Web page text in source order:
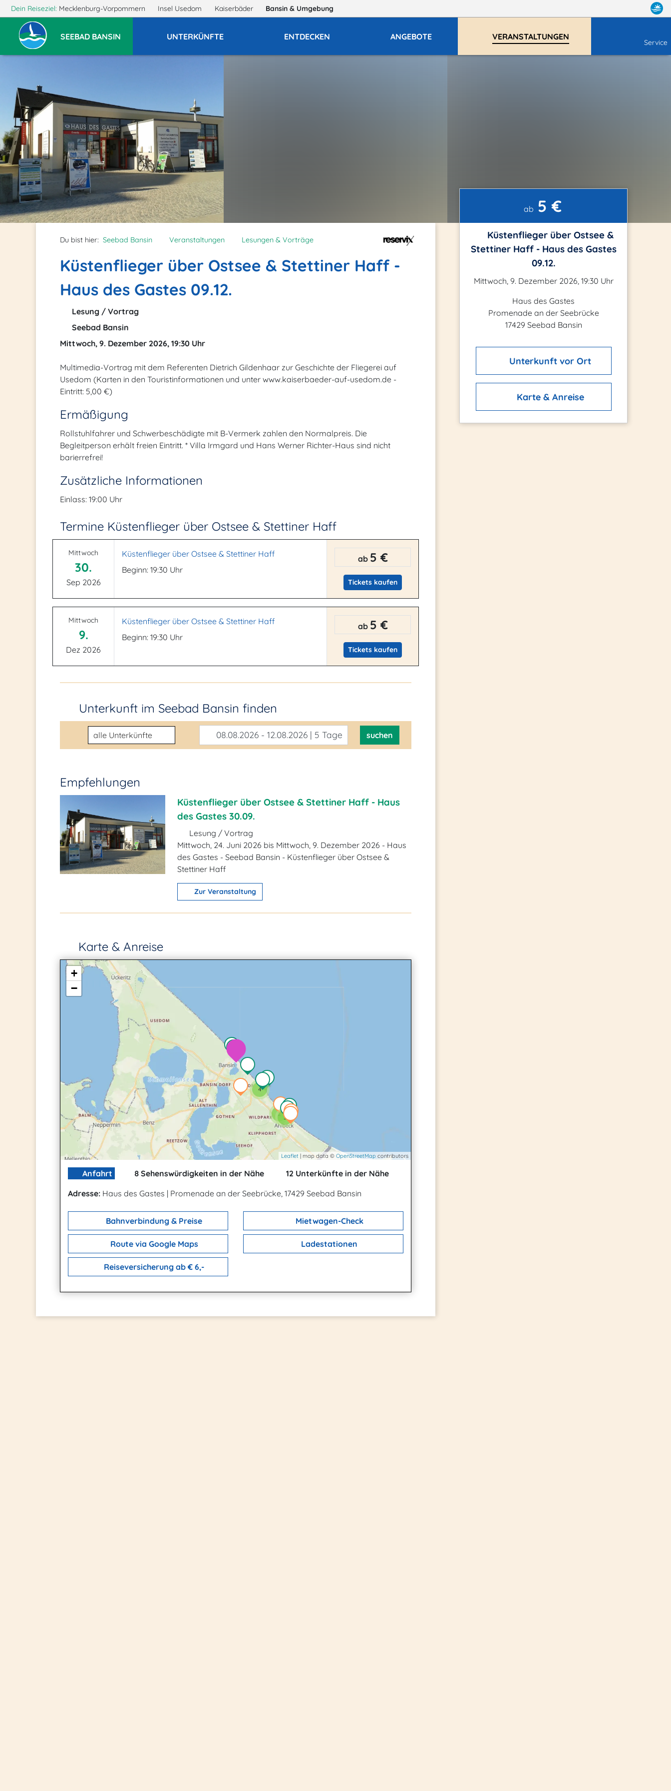
Dein Reiseziel: Mecklenburg-Vorpommern Insel Usedom Kaiserbäder Bansin & Umgebung
SEEBAD BANSIN UNTERKÜNFTE ENTDECKEN ANGEBOTE VERANSTALTUNGEN
Service
Du bist hier: Seebad Bansin Veranstaltungen Lesungen & Vorträge
Küstenflieger über Ostsee & Stettiner Haff -
Haus des Gastes 09.12.
Lesung / Vortrag
Seebad Bansin
Mittwoch, 9. Dezember 2026, 19:30 Uhr
Multimedia-Vortrag mit dem Referenten Dietrich Gildenhaar zur Geschichte der Fliegerei auf
Usedom (Karten in den Touristinformationen und unter www.kaiserbaeder-auf-usedom.de -
Eintritt: 5,00 €)
Ermäßigung
Rollstuhlfahrer und Schwerbeschädigte mit B-Vermerk zahlen den Normalpreis. Die
Begleitperson erhält freien Eintritt. * Villa Irmgard und Hans Werner Richter-Haus sind nicht
barierrefrei!
Zusätzliche Informationen
Einlass: 19:00 Uhr
Termine Küstenflieger über Ostsee & Stettiner Haff
Mittwoch
30.
Sep 2026
Küstenflieger über Ostsee & Stettiner Haff
Beginn: 19:30 Uhr
ab 5 €
Tickets kaufen
Mittwoch
9.
Dez 2026
Küstenflieger über Ostsee & Stettiner Haff
Beginn: 19:30 Uhr
ab 5 €
Tickets kaufen
Unterkunft im Seebad Bansin finden
Unterkunftsart 08.08.2026 - 12.08.2026 | 5 Tage suchen
Empfehlungen
Küstenflieger über Ostsee & Stettiner Haff - Haus
des Gastes 30.09.
Lesung / Vortrag
Mittwoch, 24. Juni 2026 bis Mittwoch, 9. Dezember 2026 - Haus
des Gastes - Seebad Bansin - Küstenflieger über Ostsee &
Stettiner Haff
Zur Veranstaltung
Karte & Anreise
2 3
4
+
−
Leaflet | map data © OpenStreetMap contributors
Anfahrt 8 Sehenswürdigkeiten in der Nähe
12 Unterkünfte in der Nähe
Adresse: Haus des Gastes | Promenade an der Seebrücke, 17429 Seebad Bansin
Bahnverbindung & Preise Mietwagen-Check
Route via Google Maps Ladestationen
Reiseversicherung ab € 6,-
ab 5 €
Küstenflieger über Ostsee &
Stettiner Haff - Haus des Gastes
09.12.
Mittwoch, 9. Dezember 2026, 19:30 Uhr
Haus des Gastes
Promenade an der Seebrücke
17429 Seebad Bansin
Unterkunft vor Ort
Karte & Anreise